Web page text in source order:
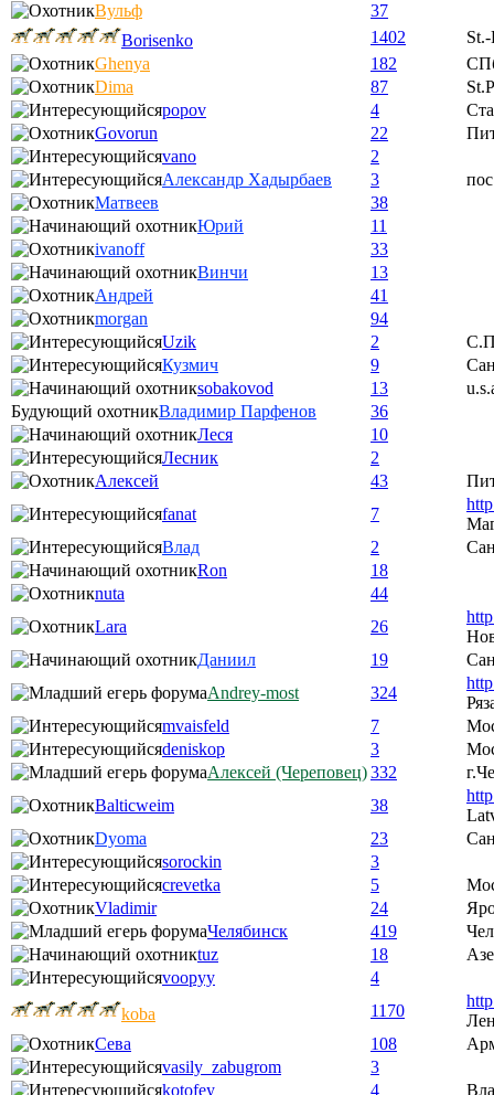
Вульф
37
Borisenko
1402
Ghenya
182
Dima
87
popov
4
Govorun
22
vano
2
Александр Хадырбаев
3
Матвеев
38
Юрий
11
ivanoff
33
Винчи
13
Андрей
41
morgan
94
Uzik
2
Кузмич
9
sobakovod
13
Будующий охотникВладимир Парфенов
36
Леся
10
Лесник
2
Алексей
43
fanat
7
Влад
2
Ron
18
nuta
44
Lara
26
Даниил
19
Andrey-most
324
mvaisfeld
7
deniskop
3
Алексей (Череповец)332
Balticweim
38
Dyoma
23
sorockin
3
crevetka
5
Vladimir
24
Челябинск
419
tuz
18
voopyy
4
koba
1170
Сева
108
vasily_zabugrom
3
kotofey
4